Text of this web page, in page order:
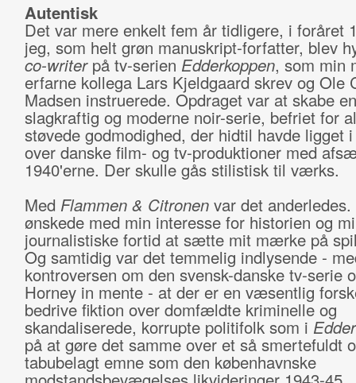
Autentisk
Det var mere enkelt fem år tidligere, i foråret
jeg, som helt grøn manuskript-forfatter, blev
co-writer på tv-serien Edderkoppen, som min
erfarne kollega Lars Kjeldgaard skrev og Ole
Madsen instruerede. Opdraget var at skabe en
slagkraftig og moderne noir-serie, befriet for
støvede godmodighed, der hidtil havde ligget
over danske film- og tv-produktioner med
1940'erne. Der skulle gås stilistisk til værks.
Med Flammen & Citronenvar det anderledes.
ønskede med min interesse for historien og
journalistiske fortid at sætte mit mærke på
Og samtidig var det temmelig indlysende -
kontroversen om den svensk-danske tv-serie
Horney in mente - at der er en væsentlig
bedrive fiktion over domfældte kriminelle og
skandaliserede, korrupte politifolk som i
på at gøre det samme over et så smertefuldt
tabubelagt emne som den københavnske